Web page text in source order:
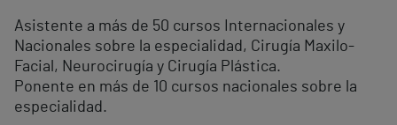
Asistente a más de 50 cursos Internacionales y
Nacionales sobre la especialidad, Cirugía Maxilo-
Facial, Neurocirugía y Cirugía Plástica.
Ponente en más de 10 cursos nacionales sobre la
especialidad.